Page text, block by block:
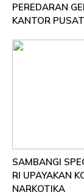
PEREDARAN
KANTOR
SAMBANGI
RI UPAYAKAN
NARKOTIKA